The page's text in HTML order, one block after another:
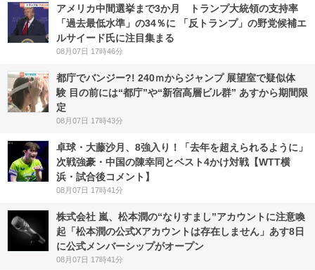
アメリカ中間選挙まで3か月 トランプ大統領の支持率
「過去最低水準」の34％に 「反トランプ」の野党候補エ
ルサイード氏に注目集まる
08月07日 17時46分
都庁でバンジー?! 240ｍからジャンプ 展望室で疑似体
験 目の前には“都庁”や“新宿高層ビル群” あすから期間限
定
08月07日 17時43分
卓球・大藤沙月、8強入り！「去年を超えられるように」
次戦強豪・中国の陳幸同とベスト4かけ対戦【WTT横
浜・試合後コメント】
08月07日 17時41分
株式会社 嵐、松本潤の“なりすまし”アカウントに注意喚
起「松本潤の公式Xアカウントは存在しません」あす8日
に公式メンバーシップがオープン
08月07日 17時41分